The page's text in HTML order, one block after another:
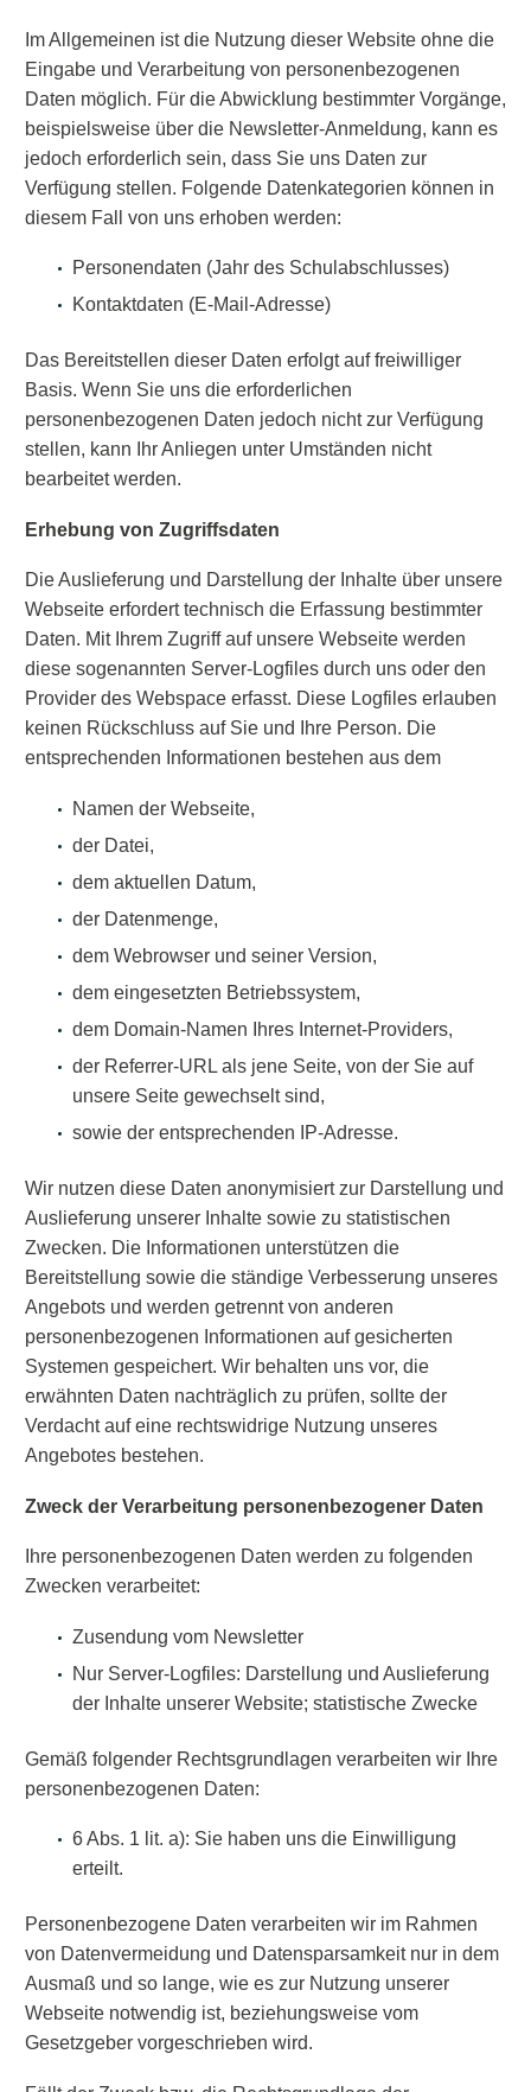
Im Allgemeinen ist die Nutzung dieser Website ohne die
Eingabe und Verarbeitung von personenbezogenen
Daten möglich. Für die Abwicklung bestimmter Vorgänge,
beispielsweise über die Newsletter-Anmeldung, kann es
jedoch erforderlich sein, dass Sie uns Daten zur
Verfügung stellen. Folgende Datenkategorien können in
diesem Fall von uns erhoben werden:
Personendaten (Jahr des Schulabschlusses)
Kontaktdaten (E-Mail-Adresse)
Das Bereitstellen dieser Daten erfolgt auf freiwilliger
Basis. Wenn Sie uns die erforderlichen
personenbezogenen Daten jedoch nicht zur Verfügung
stellen, kann Ihr Anliegen unter Umständen nicht
bearbeitet werden.
Erhebung von Zugriffsdaten
Die Auslieferung und Darstellung der Inhalte über unsere
Webseite erfordert technisch die Erfassung bestimmter
Daten. Mit Ihrem Zugriff auf unsere Webseite werden
diese sogenannten Server-Logfiles durch uns oder den
Provider des Webspace erfasst. Diese Logfiles erlauben
keinen Rückschluss auf Sie und Ihre Person. Die
entsprechenden Informationen bestehen aus dem
Namen der Webseite,
der Datei,
dem aktuellen Datum,
der Datenmenge,
dem Webrowser und seiner Version,
dem eingesetzten Betriebssystem,
dem Domain-Namen Ihres Internet-Providers,
der Referrer-URL als jene Seite, von der Sie auf
unsere Seite gewechselt sind,
sowie der entsprechenden IP-Adresse.
Wir nutzen diese Daten anonymisiert zur Darstellung und
Auslieferung unserer Inhalte sowie zu statistischen
Zwecken. Die Informationen unterstützen die
Bereitstellung sowie die ständige Verbesserung unseres
Angebots und werden getrennt von anderen
personenbezogenen Informationen auf gesicherten
Systemen gespeichert. Wir behalten uns vor, die
erwähnten Daten nachträglich zu prüfen, sollte der
Verdacht auf eine rechtswidrige Nutzung unseres
Angebotes bestehen.
Zweck der Verarbeitung personenbezogener Daten
Ihre personenbezogenen Daten werden zu folgenden
Zwecken verarbeitet:
Zusendung vom Newsletter
Nur Server-Logfiles: Darstellung und Auslieferung
der Inhalte unserer Website; statistische Zwecke
Gemäß folgender Rechtsgrundlagen verarbeiten wir Ihre
personenbezogenen Daten:
6 Abs. 1 lit. a): Sie haben uns die Einwilligung
erteilt.
Personenbezogene Daten verarbeiten wir im Rahmen
von Datenvermeidung und Datensparsamkeit nur in dem
Ausmaß und so lange, wie es zur Nutzung unserer
Webseite notwendig ist, beziehungsweise vom
Gesetzgeber vorgeschrieben wird.